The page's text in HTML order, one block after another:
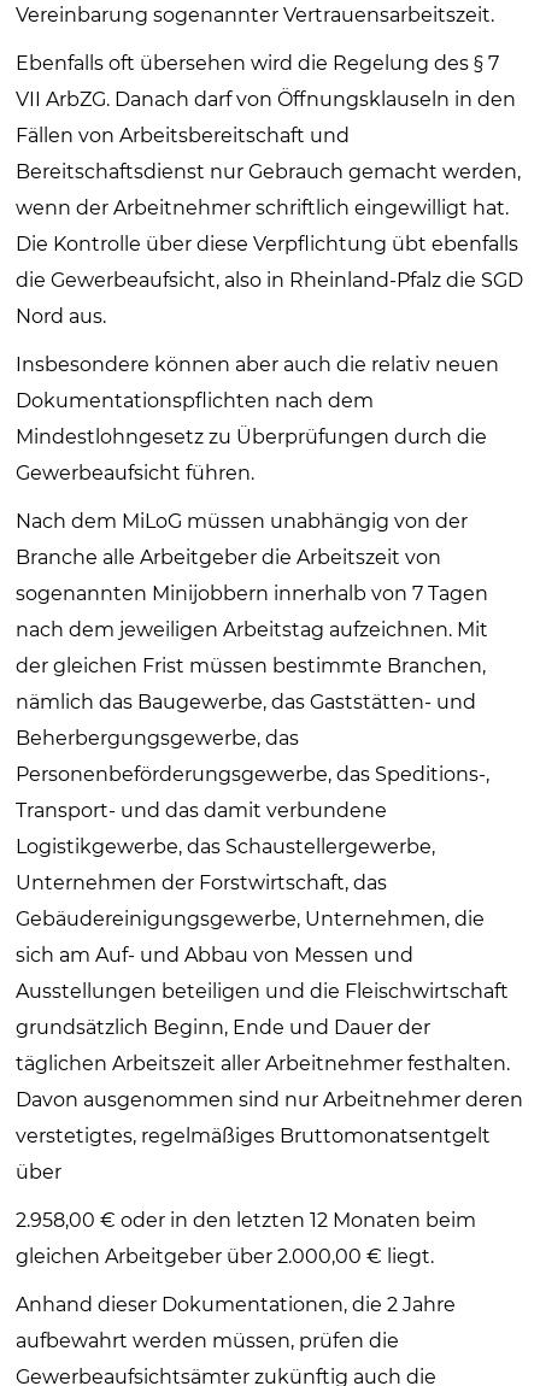
Vereinbarung sogenannter Vertrauensarbeitszeit.
Ebenfalls oft übersehen wird die Regelung des § 7
VII ArbZG. Danach darf von Öffnungsklauseln in den
Fällen von Arbeitsbereitschaft und
Bereitschaftsdienst nur Gebrauch gemacht werden,
wenn der Arbeitnehmer schriftlich eingewilligt hat.
Die Kontrolle über diese Verpflichtung übt ebenfalls
die Gewerbeaufsicht, also in Rheinland-Pfalz die SGD
Nord aus.
Insbesondere können aber auch die relativ neuen
Dokumentationspflichten nach dem
Mindestlohngesetz zu Überprüfungen durch die
Gewerbeaufsicht führen.
Nach dem MiLoG müssen unabhängig von der
Branche alle Arbeitgeber die Arbeitszeit von
sogenannten Minijobbern innerhalb von 7 Tagen
nach dem jeweiligen Arbeitstag aufzeichnen. Mit
der gleichen Frist müssen bestimmte Branchen,
nämlich das Baugewerbe, das Gaststätten- und
Beherbergungs­gewerbe, das
Personenbeförderungsgewerbe, das Speditions-,
Transport- und das damit verbundene
Logistikgewerbe, das Schaustellergewerbe,
Unternehmen der Forstwirtschaft, das
Gebäudereinigungsgewerbe, Unternehmen, die
sich am Auf- und Abbau von Messen und
Ausstellungen beteiligen und die Fleischwirtschaft
grundsätzlich Beginn, Ende und Dauer der
täglichen Arbeitszeit aller Arbeitnehmer festhalten.
Davon ausgenommen sind nur Arbeitnehmer deren
verstetigtes, regelmäßiges Bruttomonatsentgelt
über
2.958,00 € oder in den letzten 12 Monaten beim
gleichen Arbeitgeber über 2.000,00 € liegt.
Anhand dieser Dokumentationen, die 2 Jahre
aufbewahrt werden müssen, prüfen die
Gewerbeaufsichtsämter zukünftig auch die